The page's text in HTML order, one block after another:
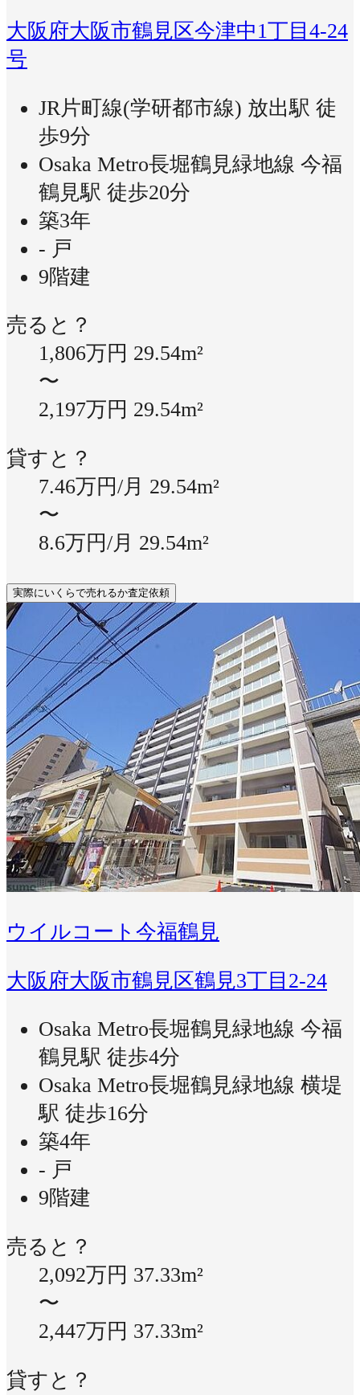
大阪府大阪市鶴見区今津中1丁目4-24
号
JR片町線(学研都市線) 放出駅 徒
歩9分
Osaka Metro長堀鶴見緑地線 今福
鶴見駅 徒歩20分
築3年
- 戸
9階建
売ると？
1,806万円 29.54m²
〜
2,197万円 29.54m²
貸すと？
7.46万円/月 29.54m²
〜
8.6万円/月 29.54m²
実際にいくらで売れるか査定依頼
ウイルコート今福鶴見
大阪府大阪市鶴見区鶴見3丁目2-24
Osaka Metro長堀鶴見緑地線 今福
鶴見駅 徒歩4分
Osaka Metro長堀鶴見緑地線 横堤
駅 徒歩16分
築4年
- 戸
9階建
売ると？
2,092万円 37.33m²
〜
2,447万円 37.33m²
貸すと？